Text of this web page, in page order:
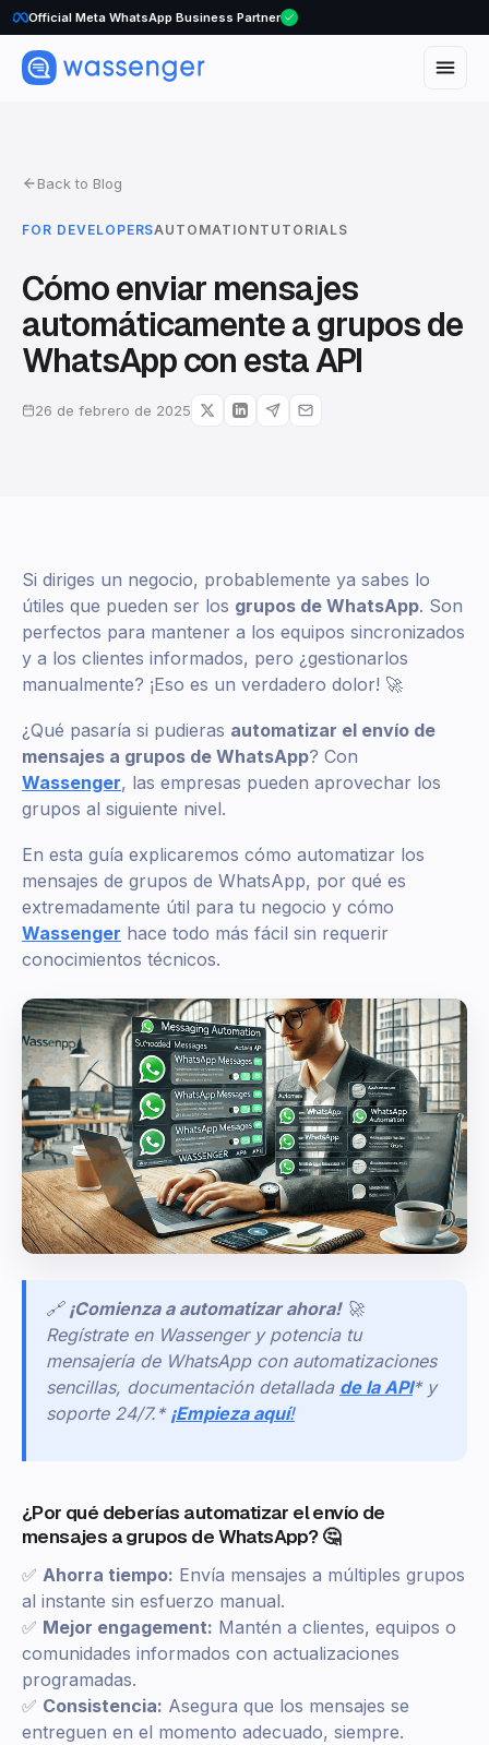
Official Meta WhatsApp Business Partner
Back to Blog
FOR DEVELOPERSAUTOMATIONTUTORIALS
Cómo enviar mensajes
automáticamente a grupos de
WhatsApp con esta API
26 de febrero de 2025
Si diriges un negocio, probablemente ya sabes lo
útiles que pueden ser los grupos de WhatsApp. Son
perfectos para mantener a los equipos sincronizados
y a los clientes informados, pero ¿gestionarlos
manualmente? ¡Eso es un verdadero dolor! 🚀
¿Qué pasaría si pudieras automatizar el envío de
mensajes a grupos de WhatsApp? Con
Wassenger, las empresas pueden aprovechar los
grupos al siguiente nivel.
En esta guía explicaremos cómo automatizar los
mensajes de grupos de WhatsApp, por qué es
extremadamente útil para tu negocio y cómo
Wassenger hace todo más fácil sin requerir
conocimientos técnicos.
🔗 ¡Comienza a automatizar ahora! 🚀
Regístrate en Wassenger y potencia tu
mensajería de WhatsApp con automatizaciones
sencillas, documentación detallada de la API* y
soporte 24/7.* ¡Empieza aquí!
¿Por qué deberías automatizar el envío de
mensajes a grupos de WhatsApp? 🤔
✅ Ahorra tiempo: Envía mensajes a múltiples grupos
al instante sin esfuerzo manual.
✅ Mejor engagement: Mantén a clientes, equipos o
comunidades informados con actualizaciones
programadas.
✅ Consistencia: Asegura que los mensajes se
entreguen en el momento adecuado, siempre.